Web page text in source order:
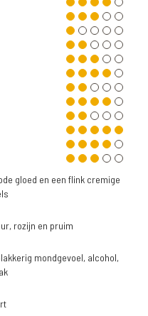
gloed en een flink cremige
rozijn en pruim
mondgevoel, alcohol,